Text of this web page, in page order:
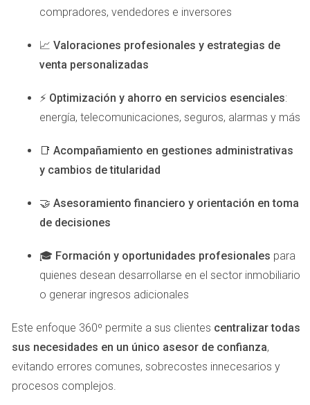
Imagina que decides comprar un apartamento nuevo en
10%, lo que significa que deberías pagar 20,000 euros en
concepto de IVA. Si además consideramos un AJD del 1%,
eso suma otros 2,000 euros. Así que, solo en estos
impuestos, ya estarías desembolsando 22,000 euros
2. Compra de una Vivienda Usada
valorada en 150,000 euros. En este caso, no pagarías IVA,
pero sí tendrías que abonar un Impuesto de Transmisiones
dependiendo de la comunidad autónoma. Si tomamos un
ITP del 7%, eso serían 10,500 euros. Además, deberías
considerar gastos notariales y registrales.
3. Venta y Plusvalía Municipal
Por último, si decides vender tu propiedad después de
unos años y has obtenido un beneficio significativo,
tendrás que pagar la Plusvalía Municipal. Supongamos que
compradores, vendedores e inversores
📈 Valoraciones profesionales y estrategias de
venta personalizadas
⚡ Optimización y ahorro en servicios esenciales:
energía, telecomunicaciones, seguros, alarmas y más
📑 Acompañamiento en gestiones administrativas
y cambios de titularidad
🤝 Asesoramiento financiero y orientación en toma
de decisiones
🎓 Formación y oportunidades profesionales para
quienes desean desarrollarse en el sector inmobiliario
o generar ingresos adicionales
Este enfoque 360º permite a sus clientes centralizar todas
sus necesidades en un único asesor de confianza,
evitando errores comunes, sobrecostes innecesarios y
procesos complejos.